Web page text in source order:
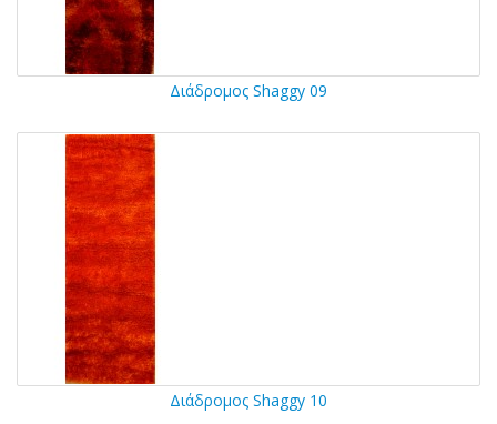
Διάδρομος Shaggy 09
Διάδρομος Shaggy 10